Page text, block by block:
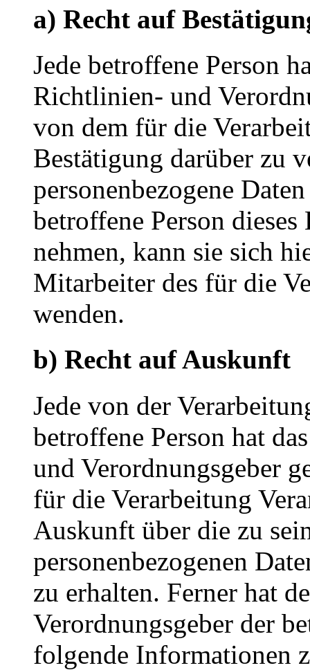
a) Recht auf
Jede betroffene Person
Richtlinien- und
von dem für die
Bestätigung darüber zu
personenbezogene
betroffene Person
nehmen, kann sie sich
Mitarbeiter des für die
wenden.
b) Recht auf Auskunft
Jede von der
betroffene Person hat
und Verordnungsgeber
für die Verarbeitung
Auskunft über die zu
personenbezogenen
zu erhalten. Ferner hat
Verordnungsgeber der
folgende Informationen